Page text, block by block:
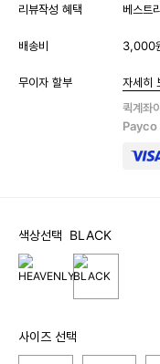
리뷰작성 혜택 베스트
배송비 3,000
무이자 할부
자세히
퀵계좌
Payco
색상선택 BLACK
사이즈 선택